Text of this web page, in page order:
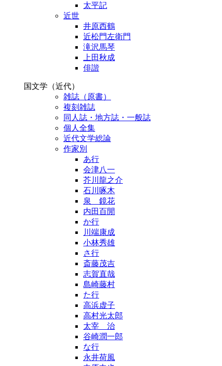
太平記
近世
井原西鶴
近松門左衛門
滝沢馬琴
上田秋成
俳諧
国文学（近代）
雑誌（原書）
複刻雑誌
同人誌・地方誌・一般誌
個人全集
近代文学総論
作家別
あ行
会津八一
芥川龍之介
石川啄木
泉 鏡花
内田百閒
か行
川端康成
小林秀雄
さ行
斎藤茂吉
志賀直哉
島崎藤村
た行
高浜虚子
高村光太郎
太宰 治
谷崎潤一郎
な行
永井荷風